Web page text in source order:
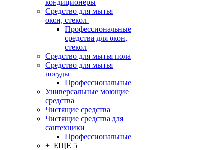
кондиционеры
Средство для мытья
окон, стекол
Профессиональные
средства для окон,
стекол
Средство для мытья пола
Средство для мытья
посуды
Профессиональные
Универсальные моющие
средства
Чистящие средства
Чистящие средства для
сантехники
Профессиональные
+ ЕЩЕ 5